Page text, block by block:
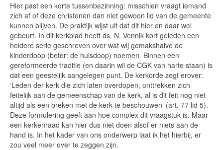
Hier past een korte tussenbezinning: misschien vraagt iemand
zich af of deze christenen dan niet gewoon lid van de gemeente
kunnen blijven. De praktijk wijst uit dat dit hier en daar wel
gebeurt. In dit kerkblad heeft ds. N. Vennik kort geleden een
heldere serie geschreven over wat wij gemakshalve de
kinderdoop (beter: de huisdoop) noemen. Binnen een
gereformeerde traditie (en daarin wil de CGK van harte staan) is
dat een geestelijk aangelegen punt. De kerkorde zegt erover:
‘Leden der kerk die zich laten overdopen, onttrekken zich
feitelijk aan de gemeenschap van de kerk, al is dit feit nog niet
altijd als een breken met de kerk te beschouwen‘ (art. 77 lid 5).
Deze formulering geeft aan hoe complex dit vraagstuk is. Maar
een kerkenraad kan hier dus niet doen alsof er niets aan de
hand is. In het kader van ons onderwerp laat ik het hierbij, er
zou veel meer over te zeggen zijn.